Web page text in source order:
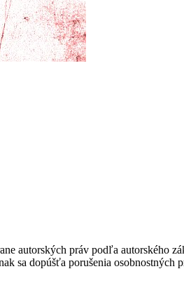
autorských práv podľa autorského
sa dopúšťa porušenia osobnostných